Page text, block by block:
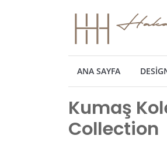
ANA SAYFA
Kumaş
Collection